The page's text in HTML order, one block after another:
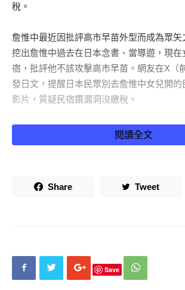
稅。
詹惟中最近因批評高市早苗外型而成為眾
挖出詹惟中過去在日本念書、當導遊，現在
宿，批評他不該攻擊高市早苗。網友在X（
發日文，提醒日本民眾別去詹惟中女兒開的
影片，質疑民宿鑽漏洞沒繳稅。
詹惟中強調民宿有營業許可證明。（圖／詹
10%到15%佣金。對此，詹惟中稍早回應《
閱讀全文
Share Tweet
Save